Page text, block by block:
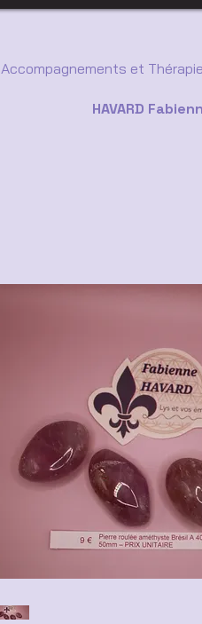
HAVARD
Accompagnements et